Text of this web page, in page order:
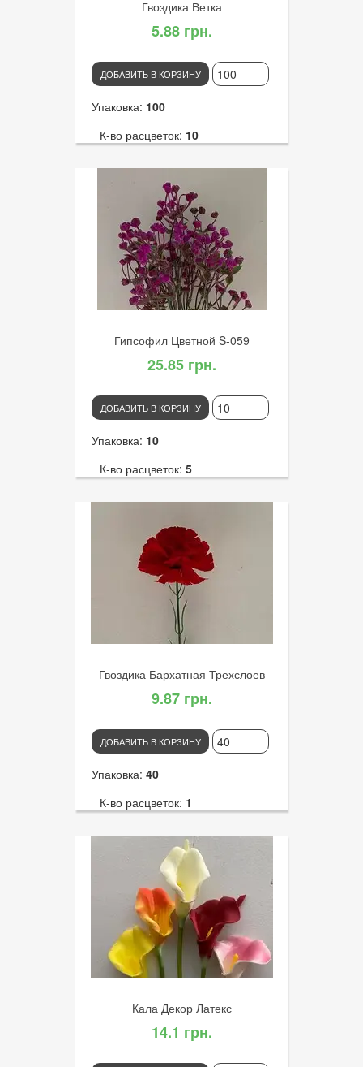
Гвоздика Ветка
5.88 грн.
ДОБАВИТЬ В КОРЗИНУ
Упаковка: 100
К-во расцветок: 10
1
Артикул:2923
Диаметр цветка:11
Гипсофил Цветной S-059
25.85 грн.
ДОБАВИТЬ В КОРЗИНУ
Упаковка: 10
К-во расцветок: 5
5
Артикул:3023
Диаметр цветка:5
Гвоздика Бархатная Трехслоев
9.87 грн.
ДОБАВИТЬ В КОРЗИНУ
Упаковка: 40
К-во расцветок: 1
К-во голов: 1
Артикул:2567
Диаметр цветка:10
Кала Декор Латекс
14.1 грн.